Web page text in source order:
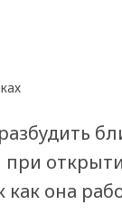
при
как она